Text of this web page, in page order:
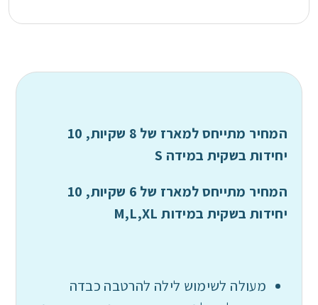
המחיר מתייחס למארז של 8 שקיות, 10
יחידות בשקית במידה S
המחיר מתייחס למארז של 6 שקיות, 10
יחידות בשקית במידות M,L,XL
מעולה לשימוש לילה להרטבה כבדה